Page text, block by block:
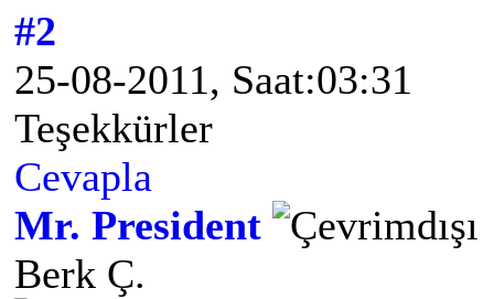
#2
25-08-2011, Saat:03:31
Teşekkürler
Cevapla
Mr. President
Berk Ç.